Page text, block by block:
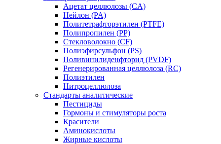
Ацетат целлюлозы (CA)
Нейлон (PA)
Политетрафторэтилен (PTFE)
Полипропилен (PP)
Стекловолокно (CF)
Полиэфирсульфон (PS)
Поливинилиденфторид (PVDF)
Регенерированная целлюлоза (RC)
Полиэтилен
Нитроцеллюлоза
Стандарты аналитические
Пестициды
Гормоны и стимуляторы роста
Красители
Аминокислоты
Жирные кислоты